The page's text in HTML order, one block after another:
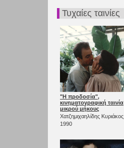
Τυχαίες ταινίες
"Η προδοσία",
κινηματογραφική ταινία
μικρού μήκους
Χατζημιχαηλίδης Κυριάκος
1990